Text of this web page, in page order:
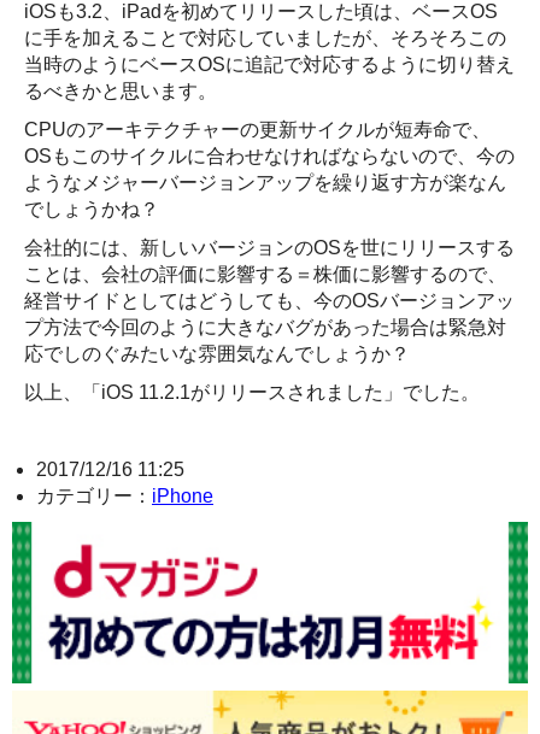
iOSも3.2、iPadを初めてリリースした頃は、ベースOS
に手を加えることで対応していましたが、そろそろこの
当時のようにベースOSに追記で対応するように切り替え
るべきかと思います。
CPUのアーキテクチャーの更新サイクルが短寿命で、
OSもこのサイクルに合わせなければならないので、今の
ようなメジャーバージョンアップを繰り返す方が楽なん
でしょうかね？
会社的には、新しいバージョンのOSを世にリリースする
ことは、会社の評価に影響する＝株価に影響するので、
経営サイドとしてはどうしても、今のOSバージョンアッ
プ方法で今回のように大きなバグがあった場合は緊急対
応でしのぐみたいな雰囲気なんでしょうか？
以上、「iOS 11.2.1がリリースされました」でした。
2017/12/16 11:25
カテゴリー： iPhone